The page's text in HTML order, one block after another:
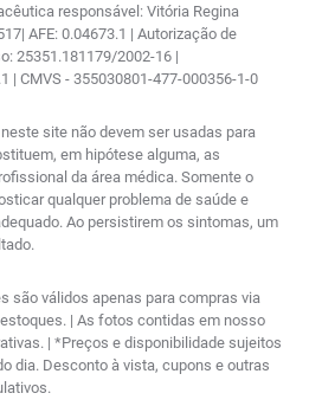
responsável: Vitória Regina
AFE: 0.04673.1 | Autorização de
25351.181179/2002-16 |
| CMVS - 355030801-477-000356-1-0
site não devem ser usadas para
em hipótese alguma, as
da área médica. Somente o
qualquer problema de saúde e
Ao persistirem os sintomas, um
são válidos apenas para compras via
| As fotos contidas em nosso
| *Preços e disponibilidade sujeitos
dia. Desconto à vista, cupons e outras